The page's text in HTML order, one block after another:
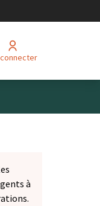
connecter
à